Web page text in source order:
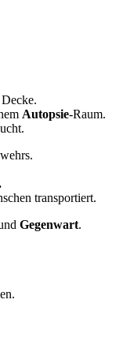
Autopsie-Raum.
transportiert.
Gegenwart.